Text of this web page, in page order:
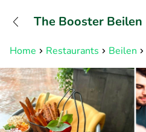
Home Restaurants Beilen
The Booster Beilen